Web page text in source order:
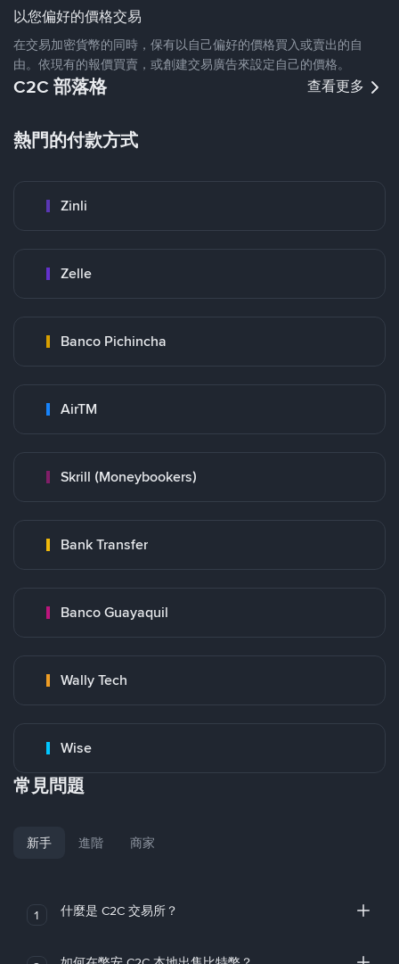
以您偏好的價格交易
在交易加密貨幣的同時，保有以自己偏好的價格買入或賣出的自
由。依現有的報價買賣，或創建交易廣告來設定自己的價格。
C2C 部落格 查看更多
熱門的付款方式
Zinli
Zelle
Banco Pichincha
AirTM
Skrill (Moneybookers)
Bank Transfer
Banco Guayaquil
Wally Tech
Wise
常見問題
新手 進階 商家
1 什麼是 C2C 交易所？